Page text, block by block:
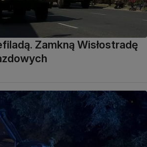
Zamkną Wisłostradę